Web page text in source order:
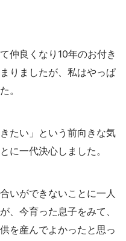
仲良くなり10年のお付き
りましたが、私はやっぱ
。
たい」という前向きな気
に一代決心しました。
いができないことに一人
、今育った息子をみて、
を産んでよかったと思っ